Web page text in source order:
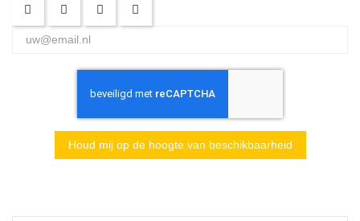
VERHUUR,
SERVICE
Houd mij op de hoogte van beschikbaarheid